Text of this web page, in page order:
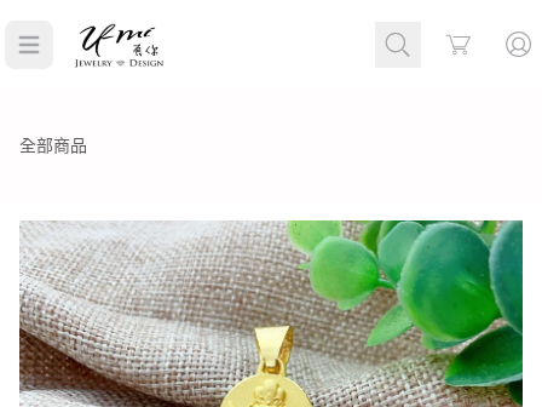
Cart
全部商品